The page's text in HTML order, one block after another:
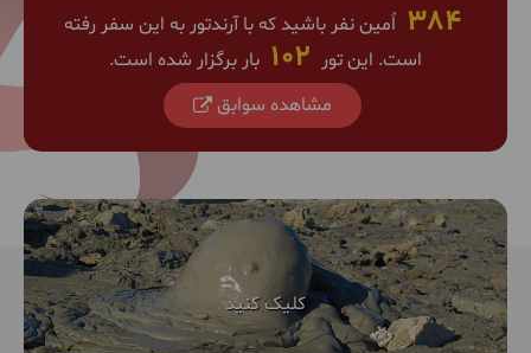
384 اٌمین نفر باشید که با آرندتور به این سفر رفته
است. این تور 102 بار برگزار شده است.
مشاهده سوابق